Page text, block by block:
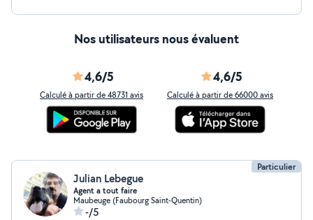
Nos utilisateurs nous évaluent
4,6/5
Calculé à partir de 48731 avis
4,6/5
Calculé à partir de 66000 avis
Particulier
Julian Lebegue
Agent a tout faire
Maubeuge (Faubourg Saint-Quentin)
-/5